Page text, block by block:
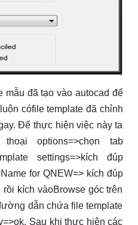
mẫu đã tạo vào autocad để
cófile template đã chỉnh
Để thực hiện việc này ta
options=>chọn tab
settings=>kích đúp
for QNEW=> kích đúp
kích vàoBrowse góc trên
dẫn chứa file template
Sau khi thực hiện các